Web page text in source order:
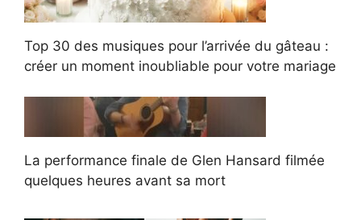
Top 30 des musiques pour l’arrivée du gâteau :
créer un moment inoubliable pour votre mariage
La performance finale de Glen Hansard filmée
quelques heures avant sa mort